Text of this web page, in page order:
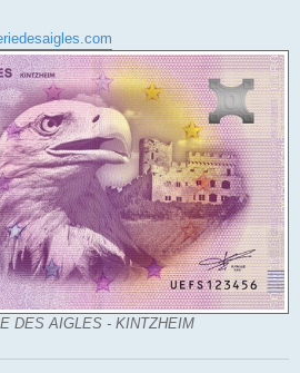
DES AIGLES - KINTZHEIM